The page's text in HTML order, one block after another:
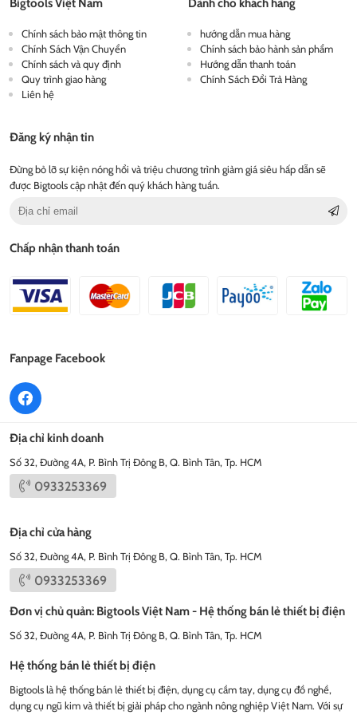
Chính sách bảo mật thông tin
Chính Sách Vận Chuyển
Chính sách và quy định
Quy trình giao hàng
Liên hệ
hướng dẫn mua hàng
Chính sách bảo hành sản phẩm
Hướng dẫn thanh toán
Chính Sách Đổi Trả Hàng
Đăng ký nhận tin
Đừng bỏ lỡ sự kiện nóng hổi và triệu chương trình giảm giá siêu hấp dẫn sẽ
được Bigtools cập nhật đến quý khách hàng tuần.
Chấp nhận thanh toán
Fanpage Facebook
Địa chỉ kinh doanh
Số 32, Đường 4A, P. Bình Trị Đông B, Q. Bình Tân, Tp. HCM
0933253369
Địa chỉ cửa hàng
Số 32, Đường 4A, P. Bình Trị Đông B, Q. Bình Tân, Tp. HCM
0933253369
Đơn vị chủ quản: Bigtools Việt Nam - Hệ thống bán lẻ thiết bị điện
Số 32, Đường 4A, P. Bình Trị Đông B, Q. Bình Tân, Tp. HCM
Hệ thống bán lẻ thiết bị điện
Bigtools là hệ thống bán lẻ thiết bị điện, dụng cụ cầm tay, dụng cụ đồ nghề,
dụng cụ ngũ kim và thiết bị giải pháp cho ngành nông nghiệp Việt Nam. Với sự